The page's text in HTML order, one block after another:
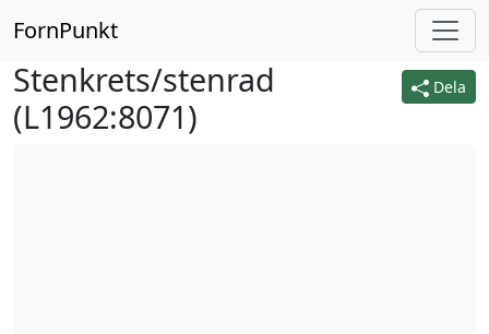
FornPunkt
Dela
Stenkrets/stenrad
(L1962:8071)